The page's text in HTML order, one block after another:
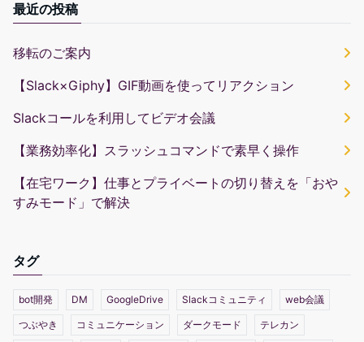
最近の投稿
移転のご案内
【Slack×Giphy】GIF動画を使ってリアクション
Slackコールを利用してビデオ会議
【業務効率化】スラッシュコマンドで素早く操作
【在宅ワーク】仕事とプライベートの切り替えを「おや
すみモード」で解決
タグ
bot開発 DM GoogleDrive Slackコミュニティ web会議
つぶやき コミュニケーション ダークモード テレカン